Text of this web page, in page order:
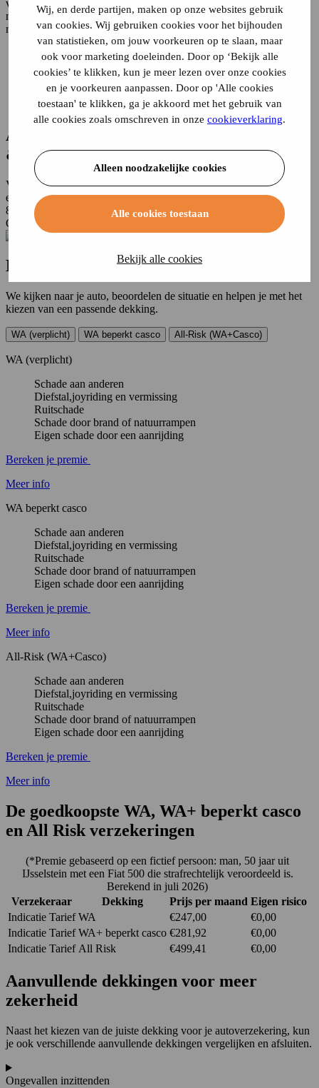
Wij, en derde partijen, maken op onze websites gebruik
van cookies. Wij gebruiken cookies voor het bijhouden
van statistieken, om jouw voorkeuren op te slaan, maar
ook voor marketing doeleinden. Door op ‘Bekijk alle
cookies’ te klikken, kun je meer lezen over onze cookies
en je voorkeuren aanpassen. Door op 'Alle cookies
toestaan' te klikken, ga je akkoord met het gebruik van
alle cookies zoals omschreven in onze cookieverklaring.
Alleen noodzakelijke cookies
Alle cookies toestaan
Bekijk alle cookies
verzekeren daar waar reguliere maatschappijen afhaken. Hierbij
moet je voornamelijk denken aan personen die geen verzekering
meer kunnen afsluiten bij reguliere maatschappijen doordat zij:
veel schades hebben gereden of veroorzaakt
een achterstand hebben met de premiebetaling
strafrechtelijk zijn veroordeeld
rijontzegging hebben gehad
fraude hebben gepleegd
Al
& eerlijk advies
Voor meer dan 800.000 klanten verzorgen we helder, transparant &
eerlijk advies.
8.3
Op basis van
klantenvertellen
De van je autoverzekering
We kijken naar je auto, beoordelen de situatie en helpen je met het
kiezen van een passende dekking.
WA (verplicht) WA beperkt casco All-Risk (WA+Casco)
WA (verplicht)
Schade aan anderen
Diefstal,joyriding en vermissing
Ruitschade
Schade door brand of natuurrampen
Eigen schade door een aanrijding
Bereken je premie
Meer info
WA beperkt casco
Schade aan anderen
Diefstal,joyriding en vermissing
Ruitschade
Schade door brand of natuurrampen
Eigen schade door een aanrijding
Bereken je premie
Meer info
All-Risk (WA+Casco)
Schade aan anderen
Diefstal,joyriding en vermissing
Ruitschade
Schade door brand of natuurrampen
Eigen schade door een aanrijding
Bereken je premie
Meer info
De goedkoopste WA, WA+ beperkt casco
en All Risk verzekeringen
(*Premie gebaseerd op een fictief persoon: man, 50 jaar uit
IJsselstein met een Fiat 500 die strafrechtelijk veroordeeld is.
Berekend in juli 2026)
Verzekeraar
Dekking Prijs per maand Eigen risico
Indicatie Tarief WA €247,00
€0,00
Indicatie Tarief WA+ beperkt casco €281,92
€0,00
Indicatie Tarief All Risk €499,41 €0,00
Aanvullende dekkingen voor meer
zekerheid
Naast het kiezen van de juiste dekking voor je autoverzekering, kun
je ook verschillende aanvullende dekkingen vergelijken en afsluiten.
Ongevallen inzittenden